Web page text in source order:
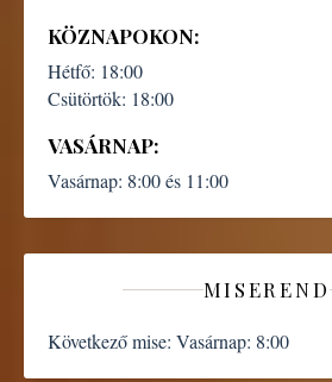
KÖZNAPOKON:
Hétfő: 18:00
Csütörtök: 18:00
VASÁRNAP:
Vasárnap: 8:00 és 11:00
MISEREND
Következő mise: Vasárnap: 8:00